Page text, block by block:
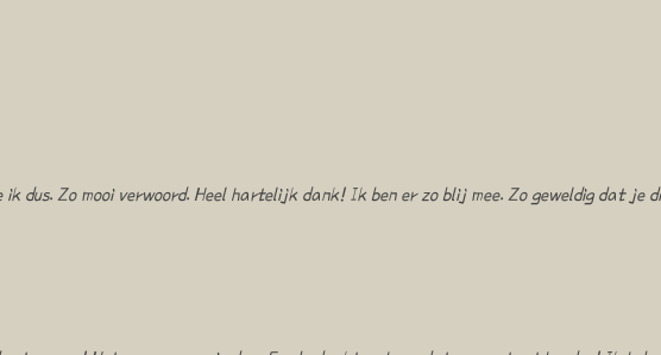
ik dus. Zo mooi verwoord. Heel hartelijk dank! Ik ben er zo blij mee. Zo geweldig dat je